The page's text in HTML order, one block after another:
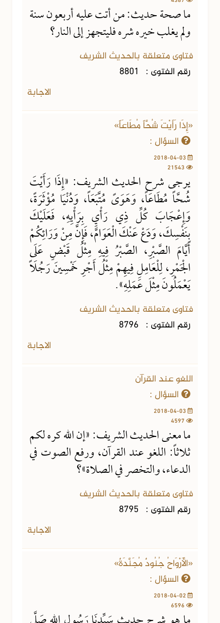
ما صحة حديث: من أتت عليه أربعون سنة
ولم يغلب خيره شره فليتجهز إلى النار؟
فتاوى متعلقة بالحديث الشريف
رقم الفتوى : 8801
الاجابة
«إِذَا رَأَيْتَ شُحَّاً مُطَاعَاً»
السؤال :
يرجى شرح الحديث الشريف: «إِذَا رَأَيْتَ
شُحَّاً مُطَاعَاً، وَهَوَىً مُتَّبَعَاً، وَدُنْيَا مُؤْثَرَةً،
وَإِعْجَابَ كُلِّ ذِي رَأْيٍ بِرَأْيِهِ، فَعَلَيْكَ
بِنَفْسِكَ، وَدَعْ عَنْكَ الْعَوَامَّ، فَإِنَّ مِنْ وَرَائِكُمْ
أَيَّامَ الصَّبْرِ، الصَّبْرُ فِيهِ مِثْلُ قَبْضٍ عَلَى
الْجَمْرِ، لِلْعَامِلِ فِيهِمْ مِثْلُ أَجْرِ خَمْسِينَ رَجُلَاً
يَعْمَلُونَ مِثْلَ عَمَلِهِ».
فتاوى متعلقة بالحديث الشريف
رقم الفتوى : 8796
الاجابة
اللغو عند القرآن
السؤال :
ما معنى الحديث الشريف: «إن الله كره لكم
ثلاثاً: اللغو عند القرآن، ورفع الصوت في
الدعاء، والتخصر في الصلاة»؟
فتاوى متعلقة بالحديث الشريف
رقم الفتوى : 8795
الاجابة
«الأَرْوَاحُ جُنُودٌ مُجَنَّدَةٌ»
السؤال :